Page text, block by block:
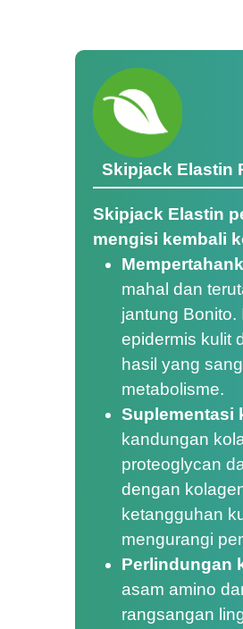
Skipjack Elastin
Skipjack Elastin
mengisi kembali
mahal dan
jantung
epidermis kulit
hasil yang
metabolisme.
Suplementasi
kandungan
proteoglycan
dengan
ketangguhan
mengurangi
Perlindungan
asam amino
rangsangan